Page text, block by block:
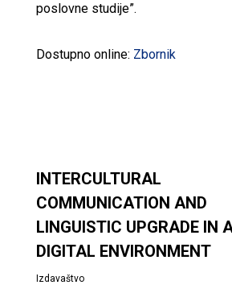
poslovne studije”.
Dostupno online: Zbornik
INTERCULTURAL
COMMUNICATION AND
LINGUISTIC UPGRADE IN
DIGITAL ENVIRONMENT
Izdavaštvo